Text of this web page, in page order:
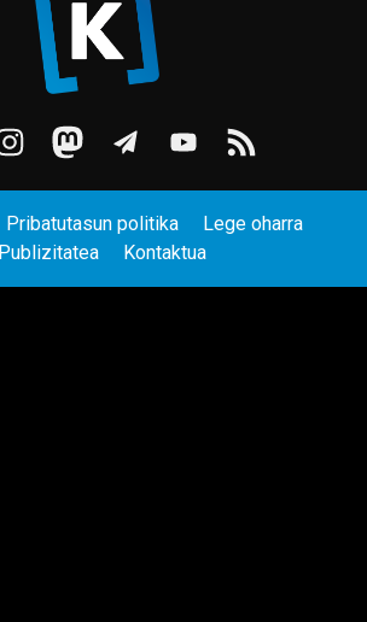
Pribatutasun politika
Lege oharra
Publizitatea
Kontaktua